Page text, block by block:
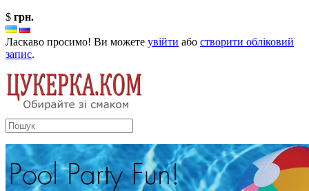
$ грн.
Ласкаво просимо! Ви можете увійти або створити обліковий
запис.